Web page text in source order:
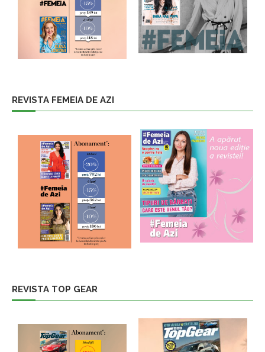
REVISTA FEMEIA DE AZI
REVISTA TOP GEAR